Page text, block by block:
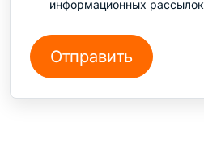
информационных рассылок